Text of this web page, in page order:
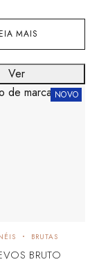
MAIS
NOVO
BRUTAS
BRUTO
Ver